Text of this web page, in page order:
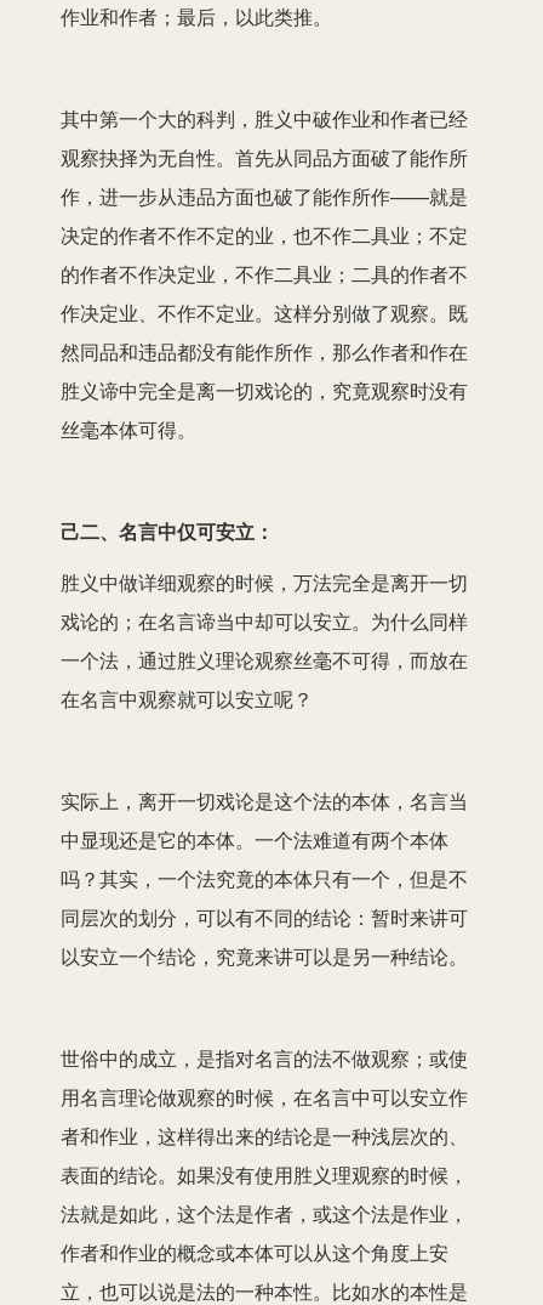
作业和作者；最后，以此类推。
其中第一个大的科判，胜义中破作业和作者已经
观察抉择为无自性。首先从同品方面破了能作所
作，进一步从违品方面也破了能作所作——就是
决定的作者不作不定的业，也不作二具业；不定
的作者不作决定业，不作二具业；二具的作者不
作决定业、不作不定业。这样分别做了观察。既
然同品和违品都没有能作所作，那么作者和作在
胜义谛中完全是离一切戏论的，究竟观察时没有
丝毫本体可得。
己二、名言中仅可安立：
胜义中做详细观察的时候，万法完全是离开一切
戏论的；在名言谛当中却可以安立。为什么同样
一个法，通过胜义理论观察丝毫不可得，而放在
在名言中观察就可以安立呢？
实际上，离开一切戏论是这个法的本体，名言当
中显现还是它的本体。一个法难道有两个本体
吗？其实，一个法究竟的本体只有一个，但是不
同层次的划分，可以有不同的结论：暂时来讲可
以安立一个结论，究竟来讲可以是另一种结论。
世俗中的成立，是指对名言的法不做观察；或使
用名言理论做观察的时候，在名言中可以安立作
者和作业，这样得出来的结论是一种浅层次的、
表面的结论。如果没有使用胜义理观察的时候，
法就是如此，这个法是作者，或这个法是作业，
作者和作业的概念或本体可以从这个角度上安
立，也可以说是法的一种本性。比如水的本性是